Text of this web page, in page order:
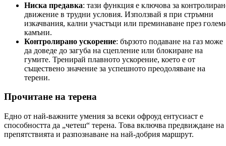
Ниска предавка: тази функция е ключова за
движение в трудни условия. Използвай я при стръмни
изкачвания, кални участъци или преминаване през
камъни.
Контролирано ускорение: бързото подаване на газ може
да доведе до загуба на сцепление или блокиране на
гумите. Тренирай плавното ускорение, което е от
съществено значение за успешното преодоляване на
терени.
Прочитане на терена
Едно от най-важните умения за всеки офроуд ентусиаст е
способността да „четеш“ терена. Това включва предвиждане на
препятствията и разпознаване на най-добрия маршрут.